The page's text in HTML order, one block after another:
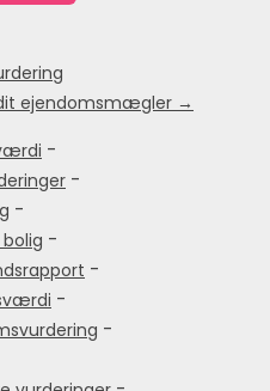
ejendomsmægler →
-
-
-
-
-
-
-